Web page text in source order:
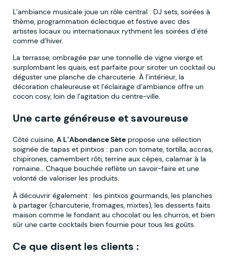
L’ambiance musicale joue un rôle central : DJ sets, soirées à
thème, programmation éclectique et festive avec des
artistes locaux ou internationaux rythment les soirées d’été
comme d’hiver.
La terrasse, ombragée par une tonnelle de vigne vierge et
surplombant les quais, est parfaite pour siroter un cocktail ou
déguster une planche de charcuterie. À l’intérieur, la
décoration chaleureuse et l’éclairage d’ambiance offre un
cocon cosy, loin de l’agitation du centre-ville.
Une carte généreuse et savoureuse
Côté cuisine, A L’Abondance Sète propose une sélection
soignée de tapas et pintxos : pan con tomate, tortilla, accras,
chipirones, camembert rôti, terrine aux cèpes, calamar à la
romaine… Chaque bouchée reflète un savoir-faire et une
volonté de valoriser les produits.
À découvrir également : les pintxos gourmands, les planches
à partager (charcuterie, fromages, mixtes), les desserts faits
maison comme le fondant au chocolat ou les churros, et bien
sûr une carte cocktails bien fournie pour tous les goûts.
Ce que disent les clients :